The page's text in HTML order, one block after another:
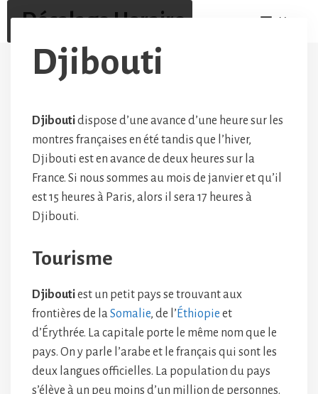
contenu
Décalage Horaire Menu
Djibouti
Djiboutidispose d’une avance d’une heure sur les
montres françaises en été tandis que l’hiver,
Djibouti est en avance de deux heures sur la
France. Si nous sommes au mois de janvier et qu’il
est 15 heures à Paris, alors il sera 17 heures à
Djibouti.
Tourisme
Djiboutiest un petit pays se trouvant aux
frontières de laSomalie, de l’ Éthiopie et
d’Érythrée. La capitale porte le même nom que le
pays. On y parle l’arabe et le français qui sont les
deux langues officielles. La population du pays
s’élève à un peu moins d’un million de personnes.